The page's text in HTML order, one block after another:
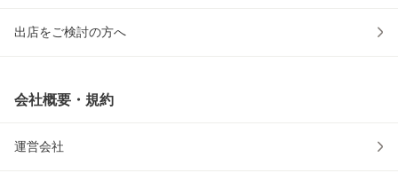
出店をご検討の方へ
会社概要・規約
運営会社